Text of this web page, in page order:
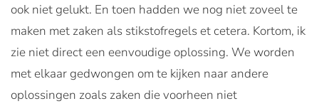
ook niet gelukt. En toen hadden we nog niet zoveel te
maken met zaken als stikstofregels et cetera. Kortom, ik
zie niet direct een eenvoudige oplossing. We worden
met elkaar gedwongen om te kijken naar andere
oplossingen zoals zaken die voorheen niet